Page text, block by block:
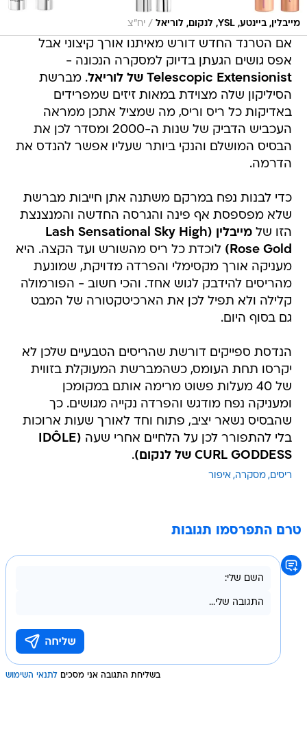
מייבלין, ביינטע, YSL, לנקום, לוריאל / יח"צ
אם הטרנד החדש דורש מאיתנו אורך קיצוני אבל
אפס גושים הגעתן בדיוק למסקרה הנכונה -
Telescopic Extensionist של לוריאל
. מברשת
הסיליקון שלה מצוידת במאות זיזים שמפרידים
באדיקות כל ריס וריס, מה שמציל אתכן ממראה
העכביש הדביק של שנות ה-2000 ומסדר לכן את
הבסיס המושלם והנקי ביותר שעליו אפשר להנדס את
הדרמה.
כדי לבנות נפח במרקם משתנה אתן חייבות מברשת
שלא מפספסת אף פינה והגרסה החדשה והמנצנצת
הזו של
מייבלין (Lash Sensational Sky High
Rose Gold)
לוכדת כל ריס מהשורש ועד הקצה. היא
מעניקה אורך מקסימלי והפרדה מדויקת, שמונעת
מהריסים להידבק לגוש אחד. והכי חשוב - הפורמולה
קלילה ולא תפיל לכן את הארכיטקטורה של המבט
גם בסוף היום.
הנדסת ספייקים דורשת שהריסים הטבעיים שלכן לא
יקרסו תחת העומס, כשהמברשת המעוקלת בזווית
של 40 מעלות פשוט מרימה אותם במקומכן
ומעניקה נפח מודגש והפרדה נקייה מגושים. כך
שהבסיס נשאר יציב, פתוח וחד לאורך שעות ארוכות
בלי להתפורר לכן על הלחיים אחרי שעה
(IDÔLE
CURL GODDESS של לנקום)
.
ריסים מסקרה איפור
טרם התפרסמו תגובות
בשליחת התגובה אני מסכים לתנאי השימוש